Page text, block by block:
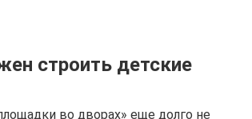
строить детские
во дворах» еще долго не